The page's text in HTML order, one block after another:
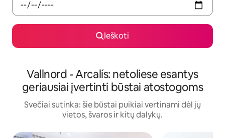
Ieškoti
Vallnord - Arcalís: netoliese esantys
geriausiai įvertinti būstai atostogoms
Svečiai sutinka: šie būstai puikiai vertinami dėl jų
vietos, švaros ir kitų dalykų.